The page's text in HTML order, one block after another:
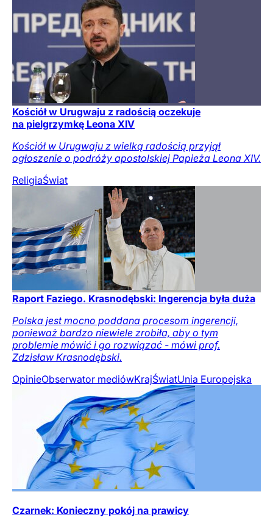
Kościół w Urugwaju z radością oczekuje
na pielgrzymkę Leona XIV
Kościół w Urugwaju z wielką radością przyjął
ogłoszenie o podróży apostolskiej Papieża Leona XIV.
ReligiaŚwiat
Raport Faziego. Krasnodębski: Ingerencja była duża
Polska jest mocno poddana procesom ingerencji,
ponieważ bardzo niewiele zrobiła, aby o tym
problemie mówić i go rozwiązać - mówi prof.
Zdzisław Krasnodębski.
OpinieObserwator mediówKrajŚwiatUnia Europejska
Czarnek: Konieczny pokój na prawicy